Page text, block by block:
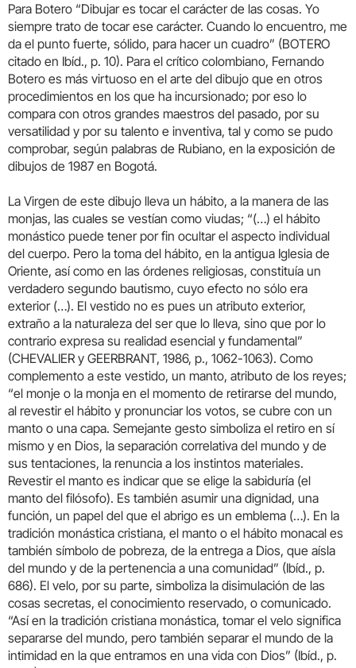
Para Botero “Dibujar es tocar el carácter de las cosas. Yo
siempre trato de tocar ese carácter. Cuando lo encuentro, me
da el punto fuerte, sólido, para hacer un cuadro” (BOTERO
citado en Ibíd., p. 10). Para el crítico colombiano, Fernando
Botero es más virtuoso en el arte del dibujo que en otros
procedimientos en los que ha incursionado; por eso lo
compara con otros grandes maestros del pasado, por su
versatilidad y por su talento e inventiva, tal y como se pudo
comprobar, según palabras de Rubiano, en la exposición de
dibujos de 1987 en Bogotá.
La Virgen de este dibujo lleva un hábito, a la manera de las
monjas, las cuales se vestían como viudas; “(…) el hábito
monástico puede tener por fin ocultar el aspecto individual
del cuerpo. Pero la toma del hábito, en la antigua Iglesia de
Oriente, así como en las órdenes religiosas, constituía un
verdadero segundo bautismo, cuyo efecto no sólo era
exterior (…). El vestido no es pues un atributo exterior,
extraño a la naturaleza del ser que lo lleva, sino que por lo
contrario expresa su realidad esencial y fundamental”
(CHEVALIER y GEERBRANT, 1986, p., 1062-1063). Como
complemento a este vestido, un manto, atributo de los reyes;
“el monje o la monja en el momento de retirarse del mundo,
al revestir el hábito y pronunciar los votos, se cubre con un
manto o una capa. Semejante gesto simboliza el retiro en sí
mismo y en Dios, la separación correlativa del mundo y de
sus tentaciones, la renuncia a los instintos materiales.
Revestir el manto es indicar que se elige la sabiduría (el
manto del filósofo). Es también asumir una dignidad, una
función, un papel del que el abrigo es un emblema (…). En la
tradición monástica cristiana, el manto o el hábito monacal es
también símbolo de pobreza, de la entrega a Dios, que aísla
del mundo y de la pertenencia a una comunidad” (Ibíd., p.
686). El velo, por su parte, simboliza la disimulación de las
cosas secretas, el conocimiento reservado, o comunicado.
“Así en la tradición cristiana monástica, tomar el velo significa
separarse del mundo, pero también separar el mundo de la
intimidad en la que entramos en una vida con Dios” (Ibíd., p.